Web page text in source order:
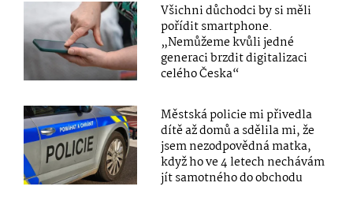
Všichni důchodci by si měli
pořídit smartphone.
„Nemůžeme kvůli jedné
generaci brzdit digitalizaci
celého Česka“
Městská policie mi přivedla
dítě až domů a sdělila mi, že
jsem nezodpovědná matka,
když ho ve 4 letech nechávám
jít samotného do obchodu